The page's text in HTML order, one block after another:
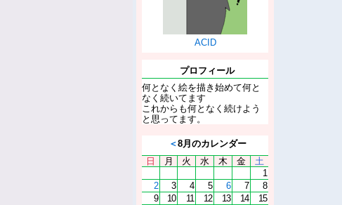
ACID
プロフィール
何となく絵を描き始めて何と
なく続いてます
これからも何となく続けよう
と思ってます。
＜8月のカレンダー
日
月 火 水 木 金
土
1
2
3 4 5 6 7
8
9
10 11 12 13 14
15